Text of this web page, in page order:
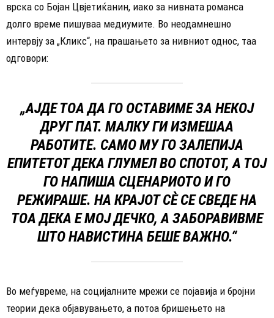
врска со Бојан Цвјетиќанин, иако за нивната романса
долго време пишуваа медиумите. Во неодамнешно
интервју за „Кликс“, на прашањето за нивниот однос, таа
одговори:
„АЈДЕ ТОА ДА ГО ОСТАВИМЕ ЗА НЕКОЈ
ДРУГ ПАТ. МАЛКУ ГИ ИЗМЕШАА
РАБОТИТЕ. САМО МУ ГО ЗАЛЕПИЈА
ЕПИТЕТОТ ДЕКА ГЛУМЕЛ ВО СПОТОТ, А ТОЈ
ГО НАПИША СЦЕНАРИОТО И ГО
РЕЖИРАШЕ. НА КРАЈОТ СÈ СЕ СВЕДЕ НА
ТОА ДЕКА Е МОЈ ДЕЧКО, А ЗАБОРАВИВМЕ
ШТО НАВИСТИНА БЕШЕ ВАЖНО.“
Во меѓувреме, на социјалните мрежи се појавија и бројни
теории дека објавувањето, а потоа бришењето на